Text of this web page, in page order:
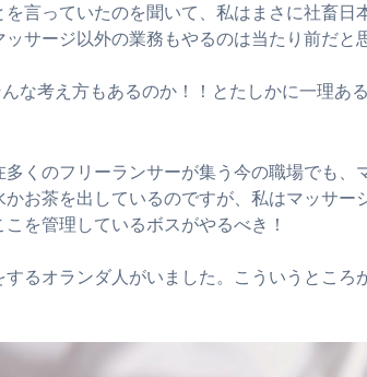
を言っていたのを聞いて、私はまさに社畜日
ッサージ以外の業務もやるのは当たり前だと
な考え方もあるのか！！とたしかに一理ある
多くのフリーランサーが集う今の職場でも、
かお茶を出しているのですが、私はマッサー
を管理しているボスがやるべき！
するオランダ人がいました。こういうところ